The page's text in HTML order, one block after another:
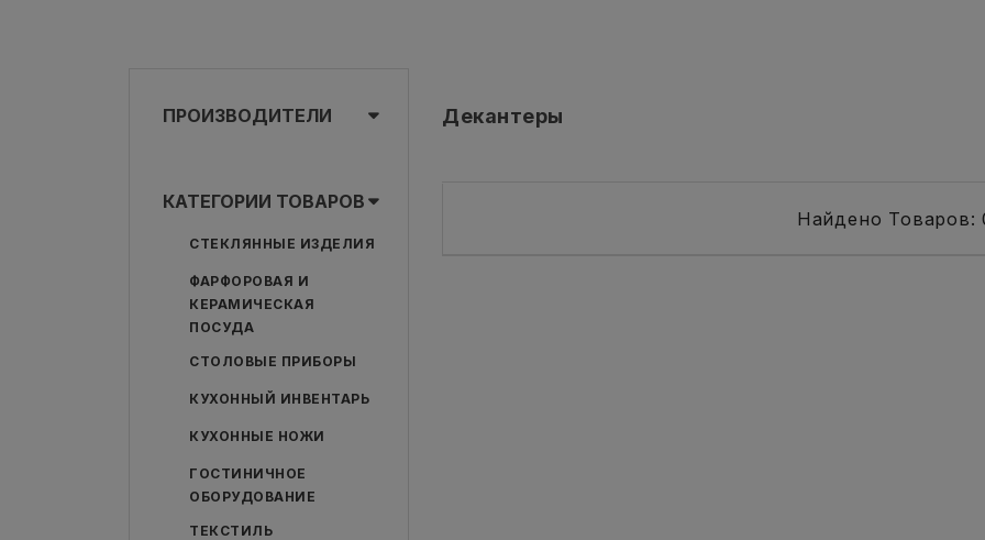
ПРОИЗВОДИТЕЛИ
КАТЕГОРИИ ТОВАРОВ
СТЕКЛЯННЫЕ ИЗДЕЛИЯ
ФАРФОРОВАЯ И
КЕРАМИЧЕСКАЯ
ПОСУДА
СТОЛОВЫЕ ПРИБОРЫ
КУХОННЫЙ ИНВЕНТАРЬ
КУХОННЫЕ НОЖИ
ГОСТИНИЧНОЕ
ОБОРУДОВАНИЕ
ТЕКСТИЛЬ
Декантеры
Найдено Товаров: